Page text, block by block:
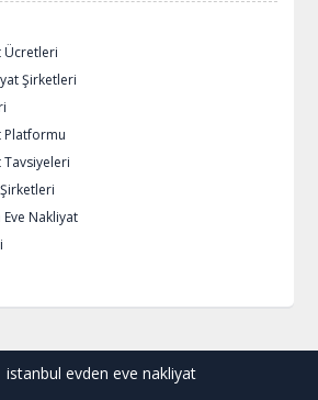
Ücretleri
Şirketleri
Platformu
Tavsiyeleri
Nakliyat
istanbul evden eve nakliyat